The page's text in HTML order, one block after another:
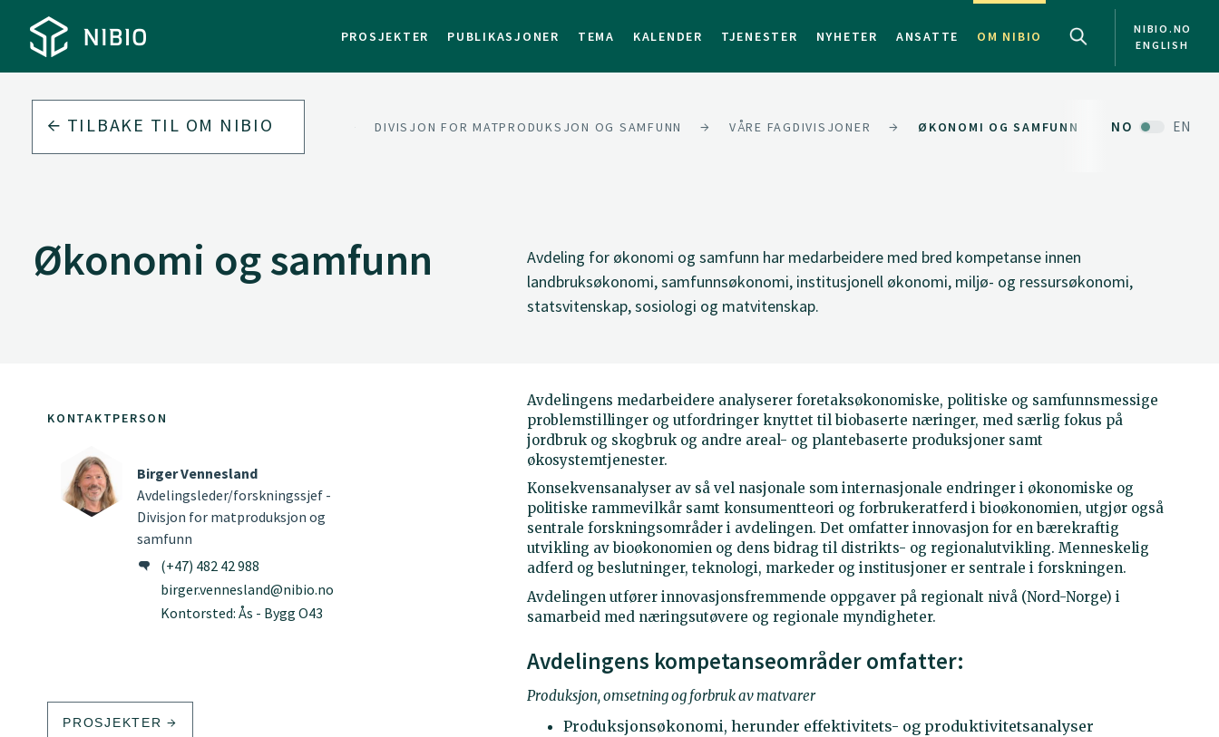
PROSJEKTER PUBLIKASJONER TEMA KALENDER TJENESTER NYHETER ANSATTE OM NIBIO
NIBIO.NO
ENGLISH
TILBAKE TIL OM NIBIO
VÅRE FAGDIVISJONER DIVISJON FOR MATPRODUKSJON OG SAMFUNN VÅRE FAGDIVISJONER ØKONOMI OG SAMFUNN NO EN
Økonomi og samfunn
Avdeling for økonomi og samfunn har medarbeidere med bred kompetanse innen
landbruksøkonomi, samfunnsøkonomi, institusjonell økonomi, miljø- og ressursøkonomi,
statsvitenskap, sosiologi og matvitenskap.
Avdelingens medarbeidere analyserer foretaksøkonomiske, politiske og samfunnsmessige
problemstillinger og utfordringer knyttet til biobaserte næringer, med særlig fokus på
jordbruk og skogbruk og andre areal- og plantebaserte produksjoner samt
økosystemtjenester.
Konsekvensanalyser av så vel nasjonale som internasjonale endringer i økonomiske og
politiske rammevilkår samt konsumentteori og forbrukeratferd i bioøkonomien, utgjør også
sentrale forskningsområder i avdelingen. Det omfatter innovasjon for en bærekraftig
utvikling av bioøkonomien og dens bidrag til distrikts- og regionalutvikling. Menneskelig
adferd og beslutninger, teknologi, markeder og institusjoner er sentrale i forskningen.
Avdelingen utfører innovasjonsfremmende oppgaver på regionalt nivå (Nord-Norge) i
samarbeid med næringsutøvere og regionale myndigheter.
Avdelingens kompetanseområder omfatter:
Produksjon, omsetning og forbruk av matvarer
Produksjonsøkonomi, herunder effektivitets- og produktivitetsanalyser
KONTAKTPERSON
Birger Vennesland
Avdelingsleder/forskningssjef -
Divisjon for matproduksjon og
samfunn
(+47) 482 42 988
birger.vennesland@nibio.no
Kontorsted: Ås - Bygg O43
PROSJEKTER